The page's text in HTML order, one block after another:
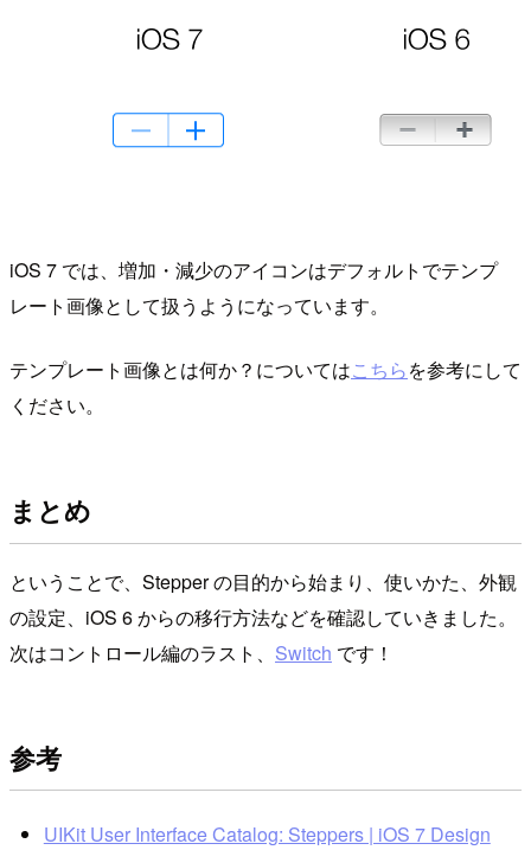
iOS 7 では、増加・減少のアイコンはデフォルトでテンプ
レート画像として扱うようになっています。
テンプレート画像とは何か？についてはこちらを参考にして
ください。
まとめ
ということで、Stepper の目的から始まり、使いかた、外観
の設定、iOS 6 からの移行方法などを確認していきました。
次はコントロール編のラスト、 Switch です！
参考
UIKit User Interface Catalog: Steppers | iOS 7 Design